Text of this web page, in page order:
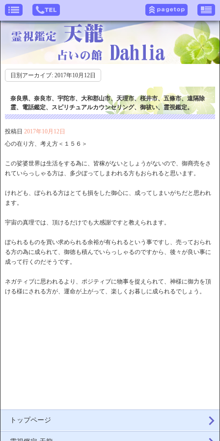
日別アーカイブ: 2017年10月12日
奈良県、奈良市、宇陀市、大和郡山市、天理市、桜井市、五條市、遠隔除
霊、電話鑑定、スピリチュアルカウンセリング、御祓い、霊視鑑定。
投稿日 2017年10月12日
心の在り方、考え方＜１５６＞
この娑婆世界は生活をする為に、皆稼がないとしょうがないので、御商売をさ
れていらっしゃる方は、多少ぼってしまわれる方もおられると思います。
けれども、ぼられる方はとても損をした御心に、成ってしまいがちだと思われ
ます。
宇宙の真理では、頂けるだけでも大感謝ですと教えられます。
ぼられるものを買い求められる余裕が有られるという事ですし、売っておられ
る方の為に成られて、御徳も積んでいらっしゃるのですから、後々が良い事に
成って行くのだそうです。
ネガティブに思われるより、ポジティブに物事を捉えられて、神様に御力を頂
ける様にされる方が、運命が上がって、楽しくお暮しに成られるでしょう。
トップページ